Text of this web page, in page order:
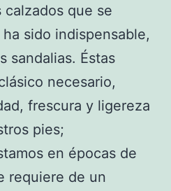
que se
sido indispensable,
sandalias. Éstas
necesario,
frescura y ligereza
pies;
en épocas de
requiere de un